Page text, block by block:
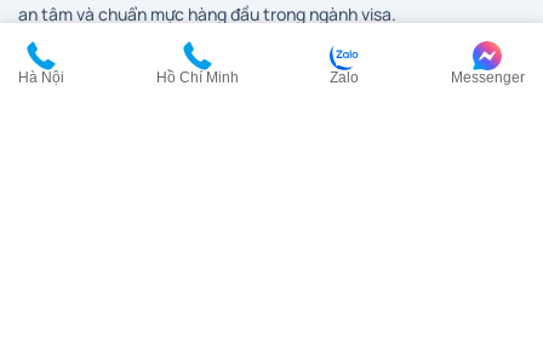
an tâm và chuẩn mực hàng đầu trong ngành visa.
Hà Nội Hồ Chí Minh Zalo Messenger